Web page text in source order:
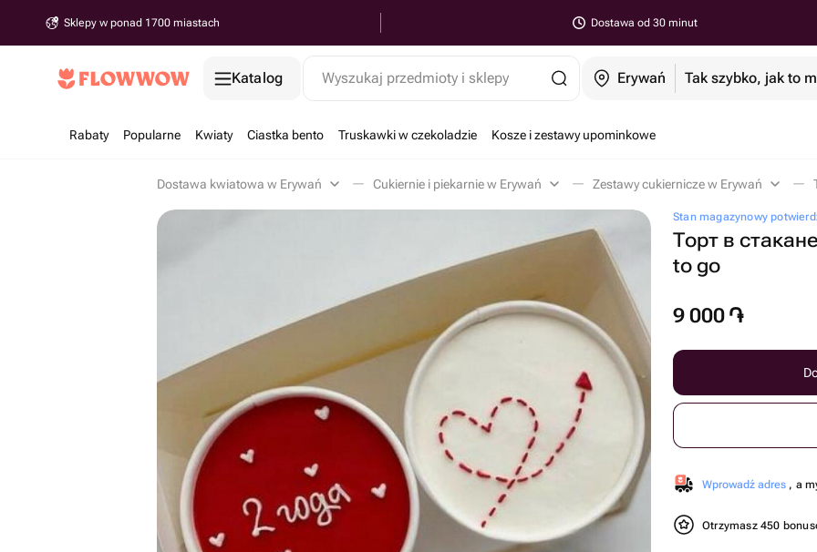
Sklepy w ponad 1700 miastach Dostawa od 30 minut
Katalog Wyszukaj przedmioty i sklepy Erywań Tak szybko, jak to
Rabaty Popularne Kwiaty Ciastka bento Truskawki w czekoladzie Kosze i zestawy upominkowe
Dostawa kwiatowa w Erywań Cukiernie i piekarnie w Erywań Zestawy cukiernicze w Erywań
Stan magazynowy
Торт в
to go
9 000 ֏
Wprowadź adres , a
Otrzymasz 450